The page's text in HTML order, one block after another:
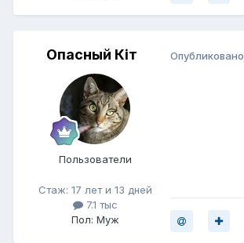
Опасный Кiт
Пользователи
Стаж: 17 лет и 13 дней
7.1 тыс
Пол: Муж
Опубликовано